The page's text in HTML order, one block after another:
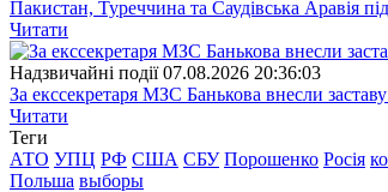
Пакистан, Туреччина та Саудівська Аравія
Читати
Надзвичайні події 07.08.2026 20:36:03
За екссекретаря МЗС Банькова внесли
Читати
Теги
АТО УПЦ РФ США СБУ Порошенко Росія
Польша выборы